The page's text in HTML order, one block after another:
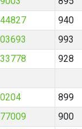
940
993
928
899
900